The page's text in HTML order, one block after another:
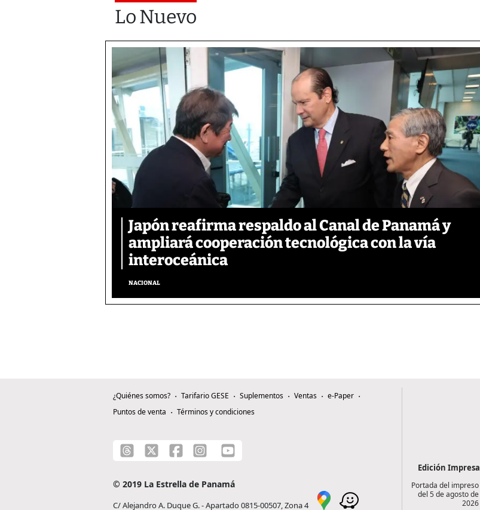
Lo Nuevo
Japón reafirma respaldo al Canal de Panamá y
ampliará cooperación tecnológica con la vía
interoceánica
NACIONAL
¿Quiénes somos? Tarifario GESE Suplementos Ventas
e-Paper
Puntos de venta
Términos y condiciones
© 2019 La Estrella de Panamá
C/ Alejandro A. Duque G. - Apartado 0815-00507, Zona 4
Edición Impresa
Portada del impreso
del 5 de agosto de
2026